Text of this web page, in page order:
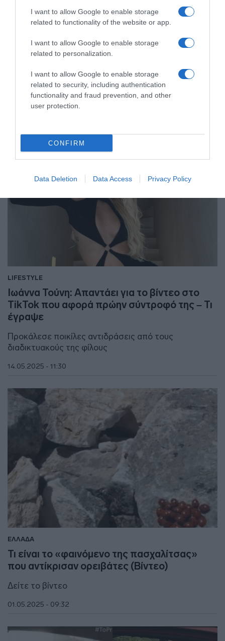
I want to allow Google to enable storage
related to functionality of the website or app.
I want to allow Google to enable storage
related to personalization.
I want to allow Google to enable storage
related to security, including authentication
functionality and fraud prevention, and other
user protection.
CONFIRM
Data Deletion Data Access Privacy Policy
ΔΙΕΘΝΗ
ΗΠΑ: Το ξέσπασμα συζύγου στη γυναίκα του
που τον απατούσε – Δείτε το viral βίντεο
Η γιορτή που μετατράπηκε σε θρήνο
19.05.2025 - 09:04
LIFESTYLE
Ιωάννα Τούνη: Απαντάει για το βίντεο στο
TikTok που αφορά πρώην σύντροφό της – Τι
έγραψε
Προκάλεσε ποικίλες αντιδράσεις από τους
διαδικτυακούς της φίλους
14.05.2025 - 11:30
ΕΛΛΑΔΑ
Τι είναι το «φαινόμενο της πασχαλίτσας»
που αντίκρισαν ορειβάτες (Βίντεο)
Δείτε το βίντεο
01.05.2025 - 09:32